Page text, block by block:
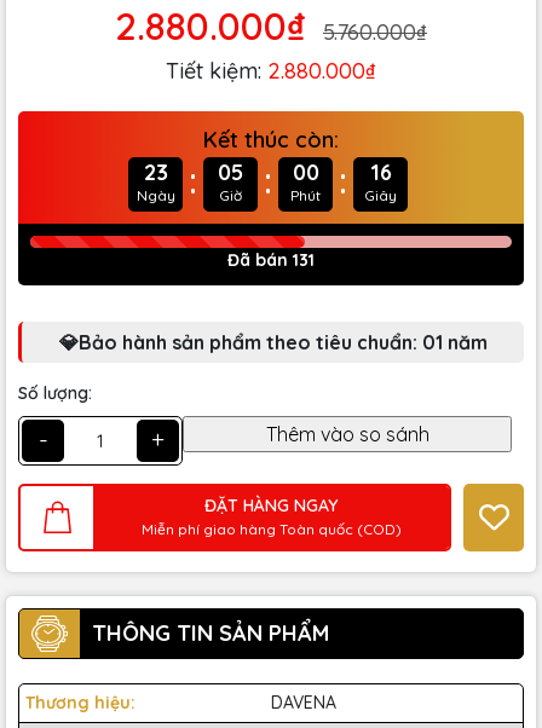
2.880.000₫
5.760.000₫
Tiết kiệm: 2.880.000₫
Kết thúc còn:
23
Ngày : 05
Giờ : 00
Phút : 15
Giây
Đã bán 131
💎Bảo hành sản phẩm theo tiêu chuẩn: 01 năm
Số lượng:
- +
ĐẶT HÀNG NGAY
Miễn phí giao hàng Toàn quốc (COD)
THÔNG TIN SẢN PHẨM
Thương hiệu:
DAVENA